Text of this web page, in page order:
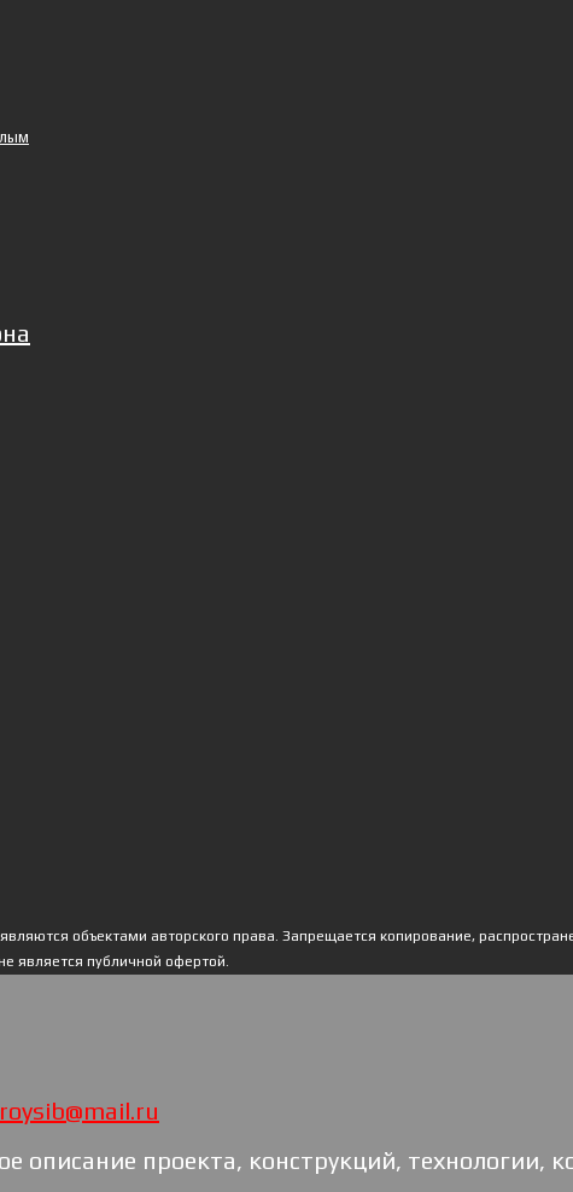
объектами авторского права. Запрещается копирование,
является публичной офертой.
описание проекта, конструкций, технологии,